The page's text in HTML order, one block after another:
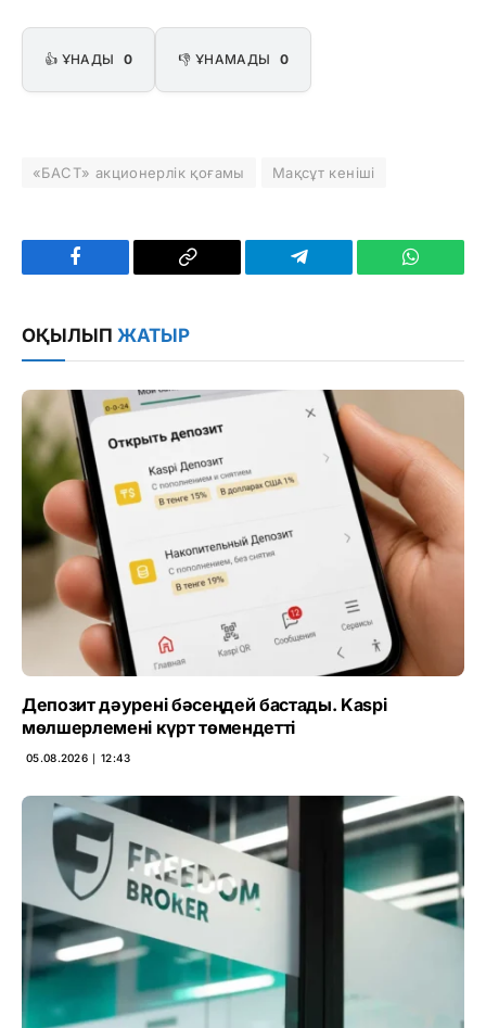
👍 ҰНАДЫ 0 👎 ҰНАМАДЫ 0
«БАСТ» акционерлік қоғамы Мақсұт кеніші
Facebook
Copy
Telegram
ОҚЫЛЫП ЖАТЫР
Депозит дәурені бәсеңдей бастады. Kaspi
мөлшерлемені күрт төмендетті
05.08.2026 ∣ 12:43